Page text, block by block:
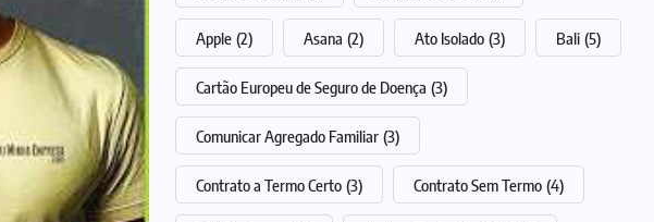
Apple (2) Asana (2) Ato Isolado (3) Bali (5)
Cartão Europeu de Seguro de Doença (3)
Comunicar Agregado Familiar (3)
Contrato a Termo Certo (3) Contrato Sem Termo (4)